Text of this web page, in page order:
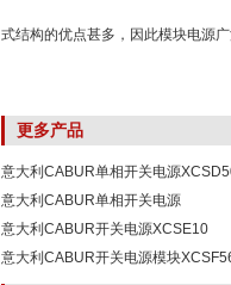
式结构的优点甚多，因此模块电源
更多产品
意大利CABUR单相开关电源
意大利CABUR单相开关电源
XCSD1015W024VAA
意大利CABUR开关电源XCSE10
意大利CABUR开关电源模块